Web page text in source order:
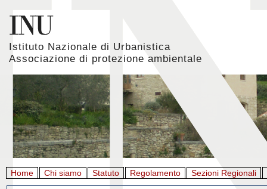
Istituto Nazionale di Urbanistica
Associazione di protezione ambientale
Home Chi siamo Statuto Regolamento Sezioni Regionali